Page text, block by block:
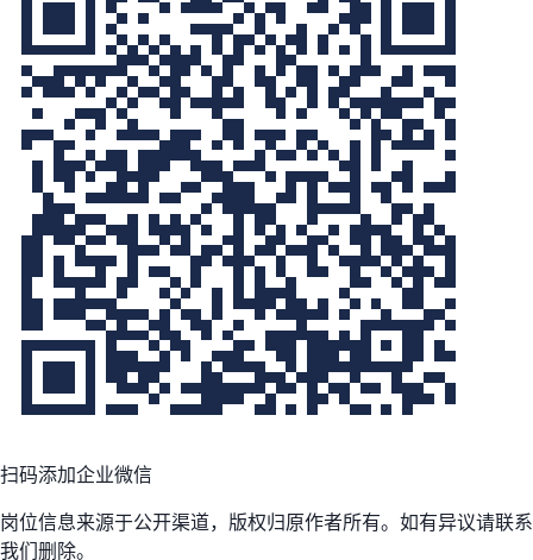
扫码添加企业微信
岗位信息来源于公开渠道，版权归原作者所有。如有异议请联系
我们删除。